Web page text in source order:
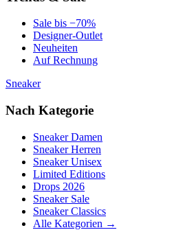
Sale bis −70%
Designer-Outlet
Neuheiten
Auf Rechnung
Sneaker
Nach Kategorie
Sneaker Damen
Sneaker Herren
Sneaker Unisex
Limited Editions
Drops 2026
Sneaker Sale
Sneaker Classics
Alle Kategorien →